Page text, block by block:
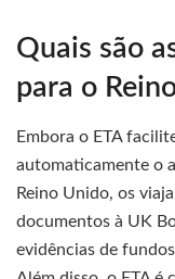
Quais são
para o
Embora o ETA
automaticamente o
Reino Unido, os
documentos à UK
evidências de